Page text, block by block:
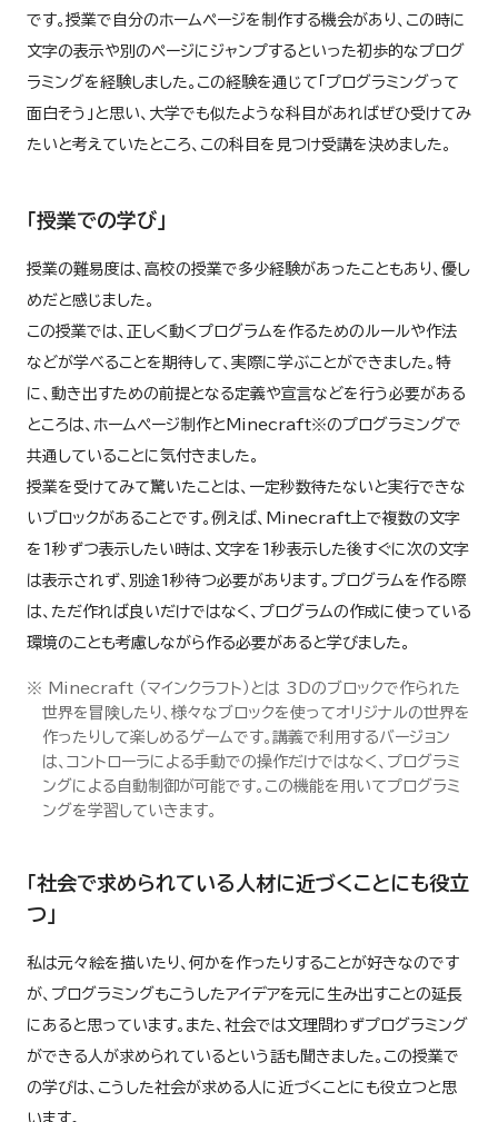
です。授業で自分のホームページを制作する機会があり、この時に
文字の表示や別のページにジャンプするといった初歩的なプログ
ラミングを経験しました。この経験を通じて「プログラミングって
面白そう」と思い、大学でも似たような科目があればぜひ受けてみ
たいと考えていたところ、この科目を見つけ受講を決めました。
「授業での学び」
授業の難易度は、高校の授業で多少経験があったこともあり、優し
めだと感じました。
この授業では、正しく動くプログラムを作るためのルールや作法
などが学べることを期待して、実際に学ぶことができました。特
に、動き出すための前提となる定義や宣言などを行う必要がある
ところは、ホームページ制作とMinecraft※のプログラミングで
共通していることに気付きました。
授業を受けてみて驚いたことは、一定秒数待たないと実行できな
いブロックがあることです。例えば、Minecraft上で複数の文字
を1秒ずつ表示したい時は、文字を1秒表示した後すぐに次の文字
は表示されず、別途1秒待つ必要があります。プログラムを作る際
は、ただ作れば良いだけではなく、プログラムの作成に使っている
環境のことも考慮しながら作る必要があると学びました。
※ Minecraft （マインクラフト）とは 3Dのブロックで作られた
世界を冒険したり、様々なブロックを使ってオリジナルの世界を
作ったりして楽しめるゲームです。講義で利用するバージョン
は、コントローラによる手動での操作だけではなく、プログラミ
ングによる自動制御が可能です。この機能を用いてプログラミ
ングを学習していきます。
「社会で求められている人材に近づくことにも役立
つ」
私は元々絵を描いたり、何かを作ったりすることが好きなのです
が、プログラミングもこうしたアイデアを元に生み出すことの延長
にあると思っています。また、社会では文理問わずプログラミング
ができる人が求められているという話も聞きました。この授業で
の学びは、こうした社会が求める人に近づくことにも役立つと思
います。